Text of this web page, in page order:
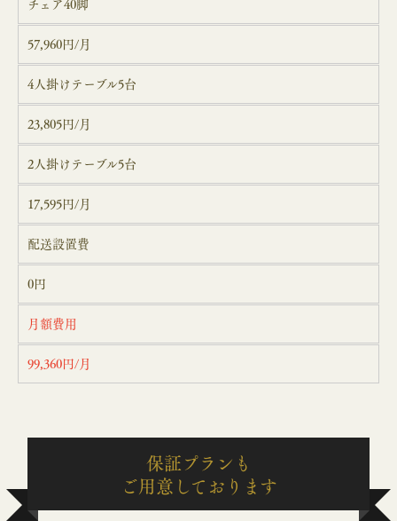
チェア40脚
57,960円/月
4人掛けテーブル5台
23,805円/月
2人掛けテーブル5台
17,595円/月
配送設置費
0円
月額費用
99,360円/月
保証プランも
ご用意しております